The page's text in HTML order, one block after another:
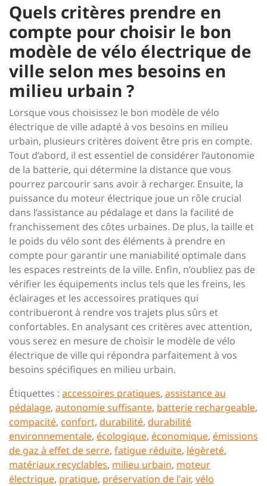
Quels critères prendre en
compte pour choisir le bon
modèle de vélo électrique de
ville selon mes besoins en
milieu urbain ?
Lorsque vous choisissez le bon modèle de vélo
électrique de ville adapté à vos besoins en milieu
urbain, plusieurs critères doivent être pris en compte.
Tout d’abord, il est essentiel de considérer l’autonomie
de la batterie, qui détermine la distance que vous
pourrez parcourir sans avoir à recharger. Ensuite, la
puissance du moteur électrique joue un rôle crucial
dans l’assistance au pédalage et dans la facilité de
franchissement des côtes urbaines. De plus, la taille et
le poids du vélo sont des éléments à prendre en
compte pour garantir une maniabilité optimale dans
les espaces restreints de la ville. Enfin, n’oubliez pas de
vérifier les équipements inclus tels que les freins, les
éclairages et les accessoires pratiques qui
contribueront à rendre vos trajets plus sûrs et
confortables. En analysant ces critères avec attention,
vous serez en mesure de choisir le modèle de vélo
électrique de ville qui répondra parfaitement à vos
besoins spécifiques en milieu urbain.
Étiquettes : accessoires pratiques, assistance au
pédalage, autonomie suffisante, batterie rechargeable,
compacité, confort, durabilité, durabilité
environnementale, écologique, économique, émissions
de gaz à effet de serre, fatigue réduite, légèreté,
matériaux recyclables, milieu urbain, moteur
électrique, pratique, préservation de l'air, vélo